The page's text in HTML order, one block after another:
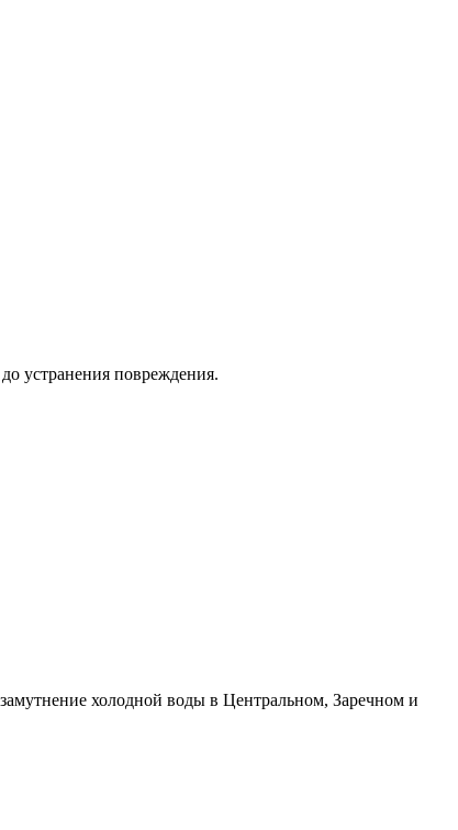
устранения повреждения.
холодной воды в Центральном, Заречном и